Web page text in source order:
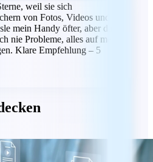
weil sie sich
von Fotos, Videos und
mein Handy öfter, aber dank
nie Probleme, alles auf mein
Klare Empfehlung – 5